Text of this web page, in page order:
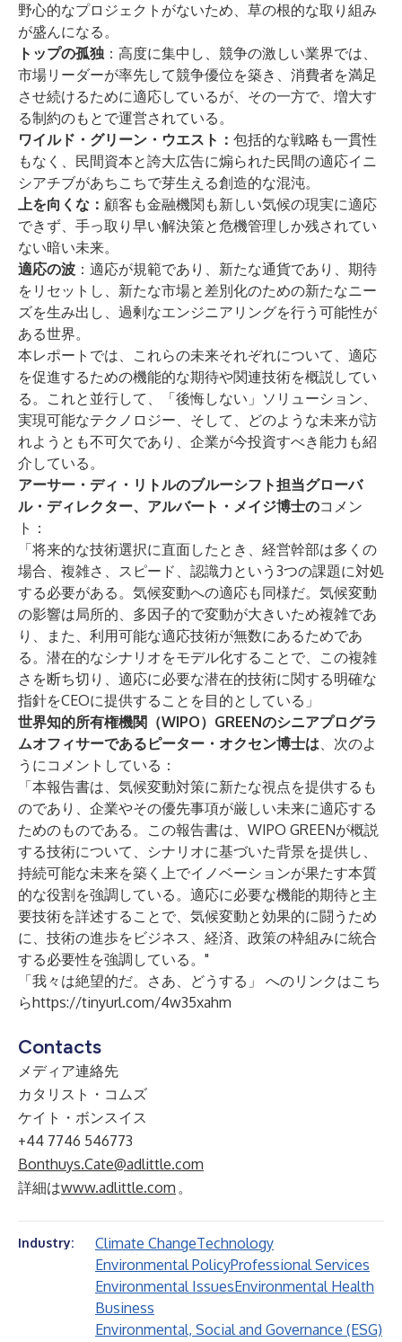
野心的なプロジェクトがないため、草の根的な取り組み
が盛んになる。
トップの孤独 ：高度に集中し、競争の激しい業界では、
市場リーダーが率先して競争優位を築き、消費者を満足
させ続けるために適応しているが、その一方で、増大す
る制約のもとで運営されている。
ワイルド・グリーン・ウエスト： 包括的な戦略も一貫性
もなく、民間資本と誇大広告に煽られた民間の適応イニ
シアチブがあちこちで芽生える創造的な混沌。
上を向くな： 顧客も金融機関も新しい気候の現実に適応
できず、手っ取り早い解決策と危機管理しか残されてい
ない暗い未来。
適応の波 ：適応が規範であり、新たな通貨であり、期待
をリセットし、新たな市場と差別化のための新たなニー
ズを生み出し、過剰なエンジニアリングを行う可能性が
ある世界。
本レポートでは、これらの未来それぞれについて、適応
を促進するための機能的な期待や関連技術を概説してい
る。これと並行して、「後悔しない」ソリューション、
実現可能なテクノロジー、そして、どのような未来が訪
れようとも不可欠であり、企業が今投資すべき能力も紹
介している。
アーサー・ディ・リトルのブルーシフト担当グローバ
ル・ディレクター、アルバート・メイジ博士のコメン
ト：
「将来的な技術選択に直面したとき、経営幹部は多くの
場合、複雑さ、スピード、認識力という3つの課題に対処
する必要がある。気候変動への適応も同様だ。気候変動
の影響は局所的、多因子的で変動が大きいため複雑であ
り、また、利用可能な適応技術が無数にあるためであ
る。潜在的なシナリオをモデル化することで、この複雑
さを断ち切り、適応に必要な潜在的技術に関する明確な
指針をCEOに提供することを目的としている」
世界知的所有権機関（WIPO）GREENのシニアプログラ
ムオフィサーであるピーター・オクセン博士は、次のよ
うにコメントしている：
「本報告書は、気候変動対策に新たな視点を提供するも
のであり、企業やその優先事項が厳しい未来に適応する
ためのものである。この報告書は、WIPO GREENが概説
する技術について、シナリオに基づいた背景を提供し、
持続可能な未来を築く上でイノベーションが果たす本質
的な役割を強調している。適応に必要な機能的期待と主
要技術を詳述することで、気候変動と効果的に闘うため
に、技術の進歩をビジネス、経済、政策の枠組みに統合
する必要性を強調している。"
「我々は絶望的だ。さあ、どうする」 へのリンクはこち
らhttps://tinyurl.com/4w35xahm
Contacts
メディア連絡先
カタリスト・コムズ
ケイト・ボンスイス
+44 7746 546773
Bonthuys.Cate@adlittle.com
詳細はwww.adlittle.com 。
Industry: Climate ChangeTechnology
Environmental PolicyProfessional Services
Environmental IssuesEnvironmental Health
Business
Environmental, Social and Governance (ESG)